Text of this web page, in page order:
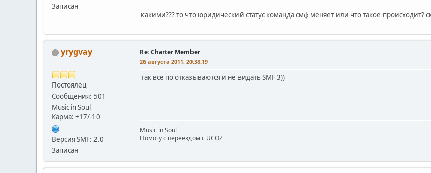
Записан
какими??? то что юридический статус команда смф меняет или что такое происходит?
yrygvay
Постоялец
Сообщения: 501
Music in Soul
Карма: +17/-10
Версия SMF: 2.0
Записан
Re: Charter Member
26 августа 2011, 20:38:19
так все по отказываются и не видать SMF 3))
Music in Soul
Помогу с переездом с UCOZ